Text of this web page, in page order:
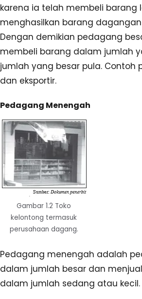
karena ia telah membeli
menghasilkan barang
Dengan demikian pedagang
membeli barang dalam jumlah
jumlah yang besar pula. Contoh
dan eksportir.
Pedagang Menengah
Gambar 1.2 Toko
kelontong termasuk
perusahaan dagang.
Pedagang menengah adalah
dalam jumlah besar dan
dalam jumlah sedang atau